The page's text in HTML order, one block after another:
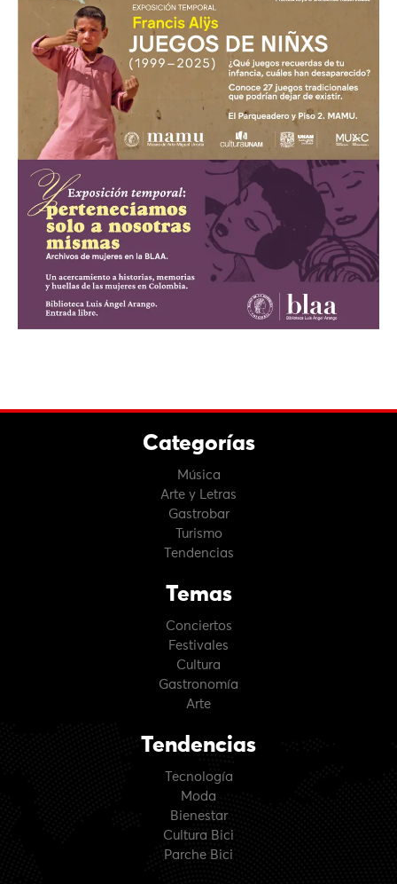
Categorías
Música
Arte y Letras
Gastrobar
Turismo
Tendencias
Temas
Conciertos
Festivales
Cultura
Gastronomía
Arte
Tendencias
Tecnología
Moda
Bienestar
Cultura Bici
Parche Bici